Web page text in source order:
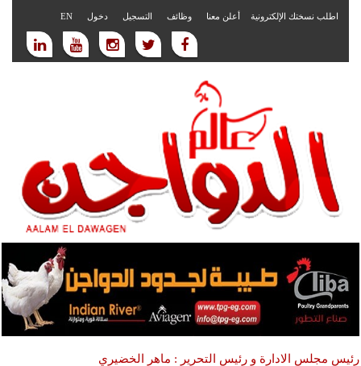
اطلب نسختك الإلكترونية أعلن معنا وظائف التسجيل دخول EN
رئيس مجلس الادارة و رئيس التحرير : ماهر الخضيري